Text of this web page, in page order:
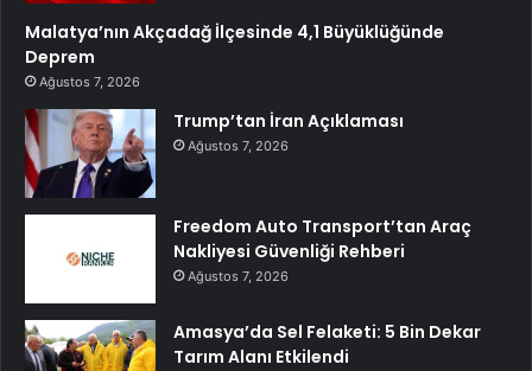
Malatya’nın Akçadağ İlçesinde 4,1 Büyüklüğünde
Deprem
Ağustos 7, 2026
Trump’tan İran Açıklaması
Ağustos 7, 2026
Freedom Auto Transport’tan Araç
Nakliyesi Güvenliği Rehberi
Ağustos 7, 2026
Amasya’da Sel Felaketi: 5 Bin Dekar
Tarım Alanı Etkilendi